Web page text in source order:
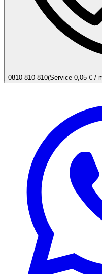
0810 810 810(Service 0,05 € /